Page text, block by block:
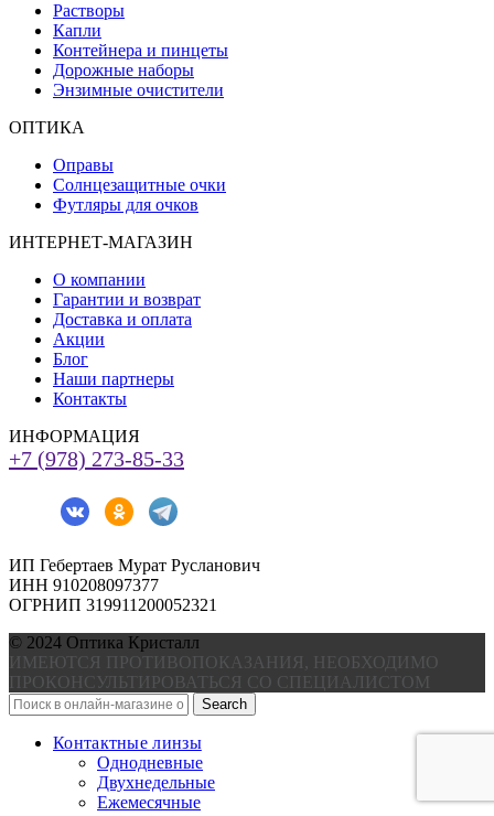
Растворы
Капли
Контейнера и пинцеты
Дорожные наборы
Энзимные очистители
ОПТИКА
Оправы
Солнцезащитные очки
Футляры для очков
ИНТЕРНЕТ-МАГАЗИН
О компании
Гарантии и возврат
Доставка и оплата
Акции
Блог
Наши партнеры
Контакты
ИНФОРМАЦИЯ
+7 (978) 273-85-33
ИП Гебертаев Мурат Русланович
ИНН 910208097377
ОГРНИП 319911200052321
© 2024 Оптика Кристалл
ИМЕЮТСЯ ПРОТИВОПОКАЗАНИЯ, НЕОБХОДИМО
ПРОКОНСУЛЬТИРОВАТЬСЯ СО СПЕЦИАЛИСТОМ
Search
Контактные линзы
Однодневные
Двухнедельные
Ежемесячные